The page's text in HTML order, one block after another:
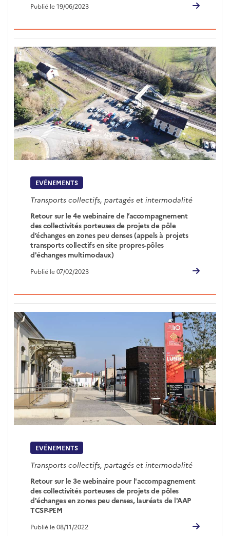
Publié le 19/06/2023
EVÉNEMENTS
Transports collectifs, partagés et intermodalité
Retour sur le 4e webinaire de l’accompagnement
des collectivités porteuses de projets de pôle
d’échanges en zones peu denses (appels à projets
transports collectifs en site propres-pôles
d'échanges multimodaux)
Publié le 07/02/2023
EVÉNEMENTS
Transports collectifs, partagés et intermodalité
Retour sur le 3e webinaire pour l'accompagnement
des collectivités porteuses de projets de pôles
d'échanges en zones peu denses, lauréats de l'AAP
TCSP-PEM
Publié le 08/11/2022